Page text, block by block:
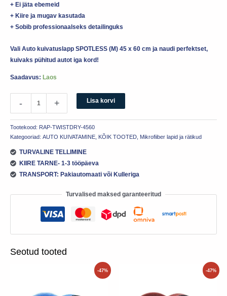
+ Ei jäta ebemeid
+ Kiire ja mugav kasutada
+ Sobib professionaalseks detailinguks
Vali Auto kuivatuslapp SPOTLESS (M) 45 x 60 cm ja naudi perfektset,
kuivaks pühitud autot iga kord!
Saadavus: Laos
- + Lisa korvi
Tootekood: RAP-TWISTDRY-4560
Kategooriad: AUTO KUIVATAMINE, KÕIK TOOTED, Mikrofiiber lapid ja rätikud
TURVALINE TELLIMINE
KIIRE TARNE- 1-3 tööpäeva
TRANSPORT: Pakiautomaati või Kulleriga
Turvalised maksed garanteeritud
Seotud tooted
-47%
Praegune
-47%
Praegune